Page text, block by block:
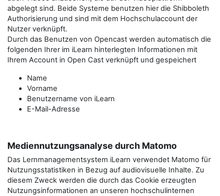
abgelegt sind. Beide Systeme benutzen hier die Shibboleth
Authorisierung und sind mit dem Hochschulaccount der
Nutzer verknüpft.
Durch das Benutzen von Opencast werden automatisch die
folgenden Ihrer im iLearn hinterlegten Informationen mit
Ihrem Account in Open Cast verknüpft und gespeichert
Name
Vorname
Benutzername von iLearn
E-Mail-Adresse
Mediennutzungsanalyse durch Matomo
Das Lernmanagementsystem iLearn verwendet Matomo für
Nutzungsstatistiken in Bezug auf audiovisuelle Inhalte. Zu
diesem Zweck werden die durch das Cookie erzeugten
Nutzungsinformationen an unseren hochschulinternen